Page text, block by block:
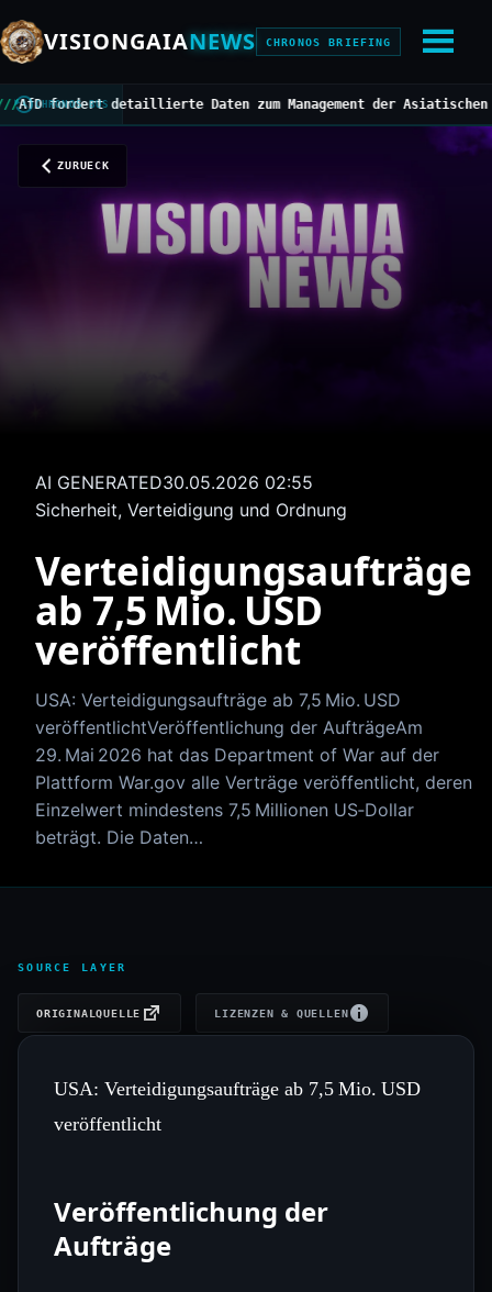
VISIONGAIANEWS CHRONOS BRIEFING
CHRONOS BUS
fordert detaillierte Daten zum Management der Asiatischen
ZURUECK
AI GENERATED30.05.2026 02:55
Sicherheit, Verteidigung und Ordnung
Verteidigungsaufträge
ab 7,5 Mio. USD
veröffentlicht
USA: Verteidigungsaufträge ab 7,5 Mio. USD
veröffentlichtVeröffentlichung der AufträgeAm
29. Mai 2026 hat das Department of War auf der
Plattform War.gov alle Verträge veröffentlicht, deren
Einzelwert mindestens 7,5 Millionen US‑Dollar
beträgt. Die Daten…
SOURCE LAYER
ORIGINALQUELLE LIZENZEN & QUELLEN
USA: Verteidigungsaufträge ab 7,5 Mio. USD
veröffentlicht
Veröffentlichung der
Aufträge